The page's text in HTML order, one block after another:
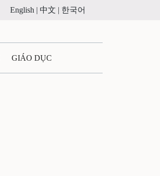
English | 中文 | 한국어
GIÁO DỤC